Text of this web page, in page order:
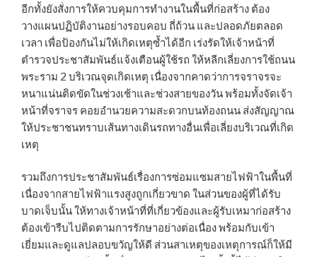
อีกทั้งยังสั่งการให้ควบคุมการทำงานในพื้นที่ก่อสร้าง ต้อง
วางแผนปฏิบัติงานอย่างรอบคอบ ถี่ถ้วน และปลอดภัยตลอด
เวลา เพื่อป้องกันไม่ให้เกิดเหตุซ้ำได้อีก เร่งรัดให้เจ้าหน้าที่
ตำรวจประชาสัมพันธ์แจ้งเตือนผู้ใช้รถ ให้หลีกเลี่ยงการใช้ถนน
พระราม 2 บริเวณจุดเกิดเหตุ เนื่องจากคาดว่าการจราจรจะ
หนาแน่นติดขัดในช่วงเช้าและช่วงสายของวัน พร้อมทั้งจัดเจ้า
หน้าที่จราจร คอยอำนวยความสะดวกบนท้องถนน ส่งสัญญาณ
ให้ประชาชนทราบเส้นทางเดินรถทางอื่นเพื่อเลี่ยงบริเวณที่เกิด
เหตุ
รวมถึงการประชาสัมพันธ์เรื่องการซ่อมแซมสายไฟฟ้าในพื้นที่
เนื่องจากสายไฟฟ้าแรงสูงถูกเกี่ยวขาด ในส่วนของผู้ที่ได้รับ
บาดเจ็บนั้น ให้ทางเจ้าหน้าที่ที่เกี่ยวข้องและผู้รับเหมาก่อสร้าง
ต้องเข้ารีบไปติดตามการรักษาอย่างต่อเนื่อง พร้อมกับเข้า
เยี่ยมและดูแลปลอบขวัญให้ดี ส่วนสาเหตุของเหตุการณ์ก็ให้มี